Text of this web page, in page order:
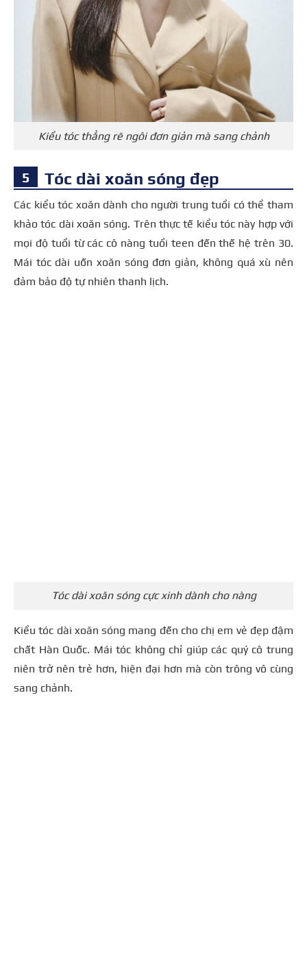
Kiểu tóc thẳng rẽ ngôi đơn giản mà sang chảnh
Tóc dài xoăn sóng đẹp
Các kiểu tóc xoăn dành cho người trung tuổi có thể tham
khảo tóc dài xoăn sóng. Trên thực tế kiểu tóc này hợp với
mọi độ tuổi từ các cô nàng tuổi teen đến thế hệ trên 30.
Mái tóc dài uốn xoăn sóng đơn giản, không quá xù nên
đảm bảo độ tự nhiên thanh lịch.
Tóc dài xoăn sóng cực xinh dành cho nàng
Kiểu tóc dài xoăn sóng mang đến cho chị em vẻ đẹp đậm
chất Hàn Quốc. Mái tóc không chỉ giúp các quý cô trung
niên trở nên trẻ hơn, hiện đại hơn mà còn trông vô cùng
sang chảnh.